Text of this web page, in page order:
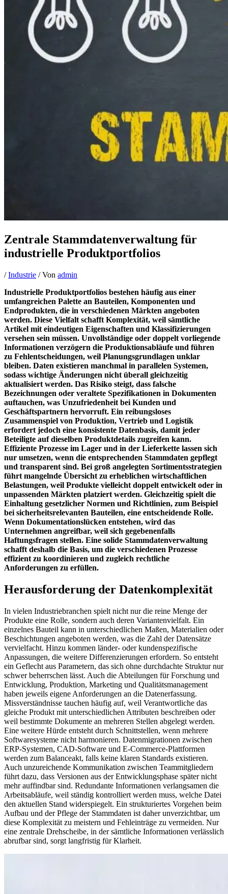
Zentrale Stammdatenverwaltung für
industrielle Produktportfolios
/Industrie / Von admin
Industrielle Produktportfolios bestehen häufig aus einer
umfangreichen Palette an Bauteilen, Komponenten und
Endprodukten, die in verschiedenen Märkten angeboten
werden. Diese Vielfalt schafft Komplexität, weil sämtliche
Artikel mit eindeutigen Eigenschaften und Klassifizierungen
versehen sein müssen. Unvollständige oder doppelt vorliegende
Informationen verzögern die Produktionsabläufe und führen
zu Fehlentscheidungen, weil Planungsgrundlagen unklar
bleiben. Daten existieren manchmal in parallelen Systemen,
sodass wichtige Änderungen nicht überall gleichzeitig
aktualisiert werden. Das Risiko steigt, dass falsche
Bezeichnungen oder veraltete Spezifikationen in Dokumenten
auftauchen, was Unzufriedenheit bei Kunden und
Geschäftspartnern hervorruft. Ein reibungsloses
Zusammenspiel von Produktion, Vertrieb und Logistik
erfordert jedoch eine konsistente Datenbasis, damit jeder
Beteiligte auf dieselben Produktdetails zugreifen kann.
Effiziente Prozesse im Lager und in der Lieferkette lassen sich
nur umsetzen, wenn die entsprechenden Stammdaten gepflegt
und transparent sind. Bei groß angelegten Sortimentsstrategien
führt mangelnde Übersicht zu erheblichen wirtschaftlichen
Belastungen, weil Produkte vielleicht doppelt entwickelt oder in
unpassenden Märkten platziert werden. Gleichzeitig spielt die
Einhaltung gesetzlicher Normen und Richtlinien, zum Beispiel
bei sicherheitsrelevanten Bauteilen, eine entscheidende Rolle.
Wenn Dokumentationslücken entstehen, wird das
Unternehmen angreifbar, weil sich gegebenenfalls
Haftungsfragen stellen. Eine solide Stammdatenverwaltung
schafft deshalb die Basis, um die verschiedenen Prozesse
effizient zu koordinieren und zugleich rechtliche
Anforderungen zu erfüllen.
Herausforderung der Datenkomplexität
In vielen Industriebranchen spielt nicht nur die reine Menge der
Produkte eine Rolle, sondern auch deren Variantenvielfalt. Ein
einzelnes Bauteil kann in unterschiedlichen Maßen, Materialien oder
Beschichtungen angeboten werden, was die Zahl der Datensätze
vervielfacht. Hinzu kommen länder- oder kundenspezifische
Anpassungen, die weitere Differenzierungen erfordern. So entsteht
ein Geflecht aus Parametern, das sich ohne durchdachte Struktur nur
schwer beherrschen lässt. Auch die Abteilungen für Forschung und
Entwicklung, Produktion, Marketing und Qualitätsmanagement
haben jeweils eigene Anforderungen an die Datenerfassung.
Missverständnisse tauchen häufig auf, weil Verantwortliche das
gleiche Produkt mit unterschiedlichen Attributen beschreiben oder
weil bestimmte Dokumente an mehreren Stellen abgelegt werden.
Eine weitere Hürde entsteht durch Schnittstellen, wenn mehrere
Softwaresysteme nicht harmonieren. Datenmigrationen zwischen
ERP-Systemen, CAD-Software und E-Commerce-Plattformen
werden zum Balanceakt, falls keine klaren Standards existieren.
Auch unzureichende Kommunikation zwischen Teammitgliedern
führt dazu, dass Versionen aus der Entwicklungsphase später nicht
mehr auffindbar sind. Redundante Informationen verlangsamen die
Arbeitsabläufe, weil ständig kontrolliert werden muss, welche Datei
den aktuellen Stand widerspiegelt. Ein strukturiertes Vorgehen beim
Aufbau und der Pflege der Stammdaten ist daher unverzichtbar, um
diese Komplexität zu meistern und Fehleinträge zu vermeiden. Nur
eine zentrale Drehscheibe, in der sämtliche Informationen verlässlich
abrufbar sind, sorgt langfristig für Klarheit.